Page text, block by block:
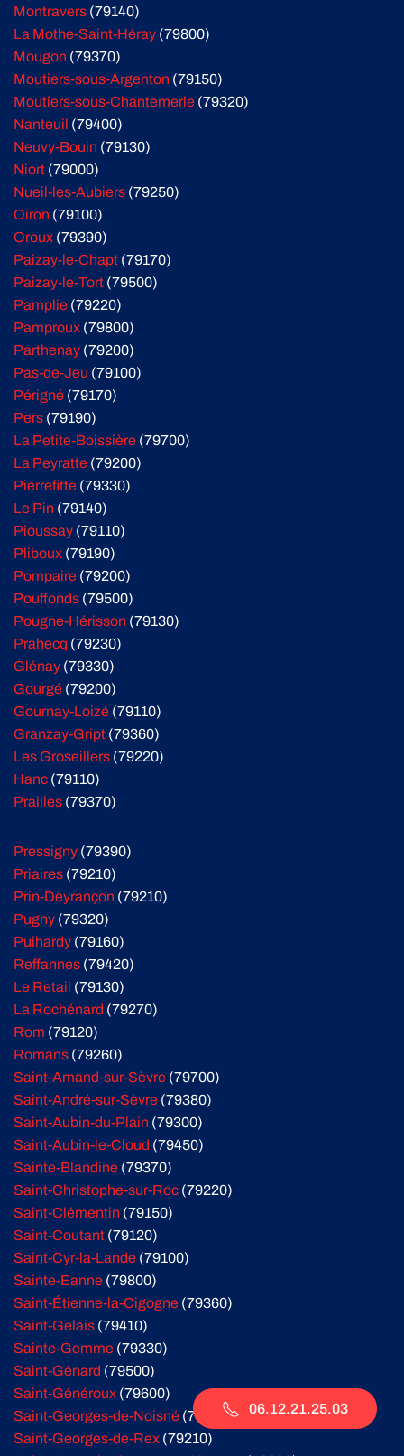
Montravers (79140)
La Mothe-Saint-Héray (79800)
Mougon (79370)
Moutiers-sous-Argenton (79150)
Moutiers-sous-Chantemerle (79320)
Nanteuil (79400)
Neuvy-Bouin (79130)
Niort (79000)
Nueil-les-Aubiers (79250)
Oiron (79100)
Oroux (79390)
Paizay-le-Chapt (79170)
Paizay-le-Tort (79500)
Pamplie (79220)
Pamproux (79800)
Parthenay (79200)
Pas-de-Jeu (79100)
Périgné (79170)
Pers (79190)
La Petite-Boissière (79700)
La Peyratte (79200)
Pierrefitte (79330)
Le Pin (79140)
Pioussay (79110)
Pliboux (79190)
Pompaire (79200)
Pouffonds (79500)
Pougne-Hérisson (79130)
Prahecq (79230)
Glénay (79330)
Gourgé (79200)
Gournay-Loizé (79110)
Granzay-Gript (79360)
Les Groseillers (79220)
Hanc (79110)
Prailles (79370)
Pressigny (79390)
Priaires (79210)
Prin-Deyrançon (79210)
Pugny (79320)
Puihardy (79160)
Reffannes (79420)
Le Retail (79130)
La Rochénard (79270)
Rom (79120)
Romans (79260)
Saint-Amand-sur-Sèvre (79700)
Saint-André-sur-Sèvre (79380)
Saint-Aubin-du-Plain (79300)
Saint-Aubin-le-Cloud (79450)
Sainte-Blandine (79370)
Saint-Christophe-sur-Roc (79220)
Saint-Clémentin (79150)
Saint-Coutant (79120)
Saint-Cyr-la-Lande (79100)
Sainte-Eanne (79800)
Saint-Étienne-la-Cigogne (79360)
Saint-Gelais (79410)
Sainte-Gemme (79330)
Saint-Génard (79500)
Saint-Généroux (79600)
Saint-Georges-de-Noisné (79400)
Saint-Georges-de-Rex (79210)
06.12.21.25.03